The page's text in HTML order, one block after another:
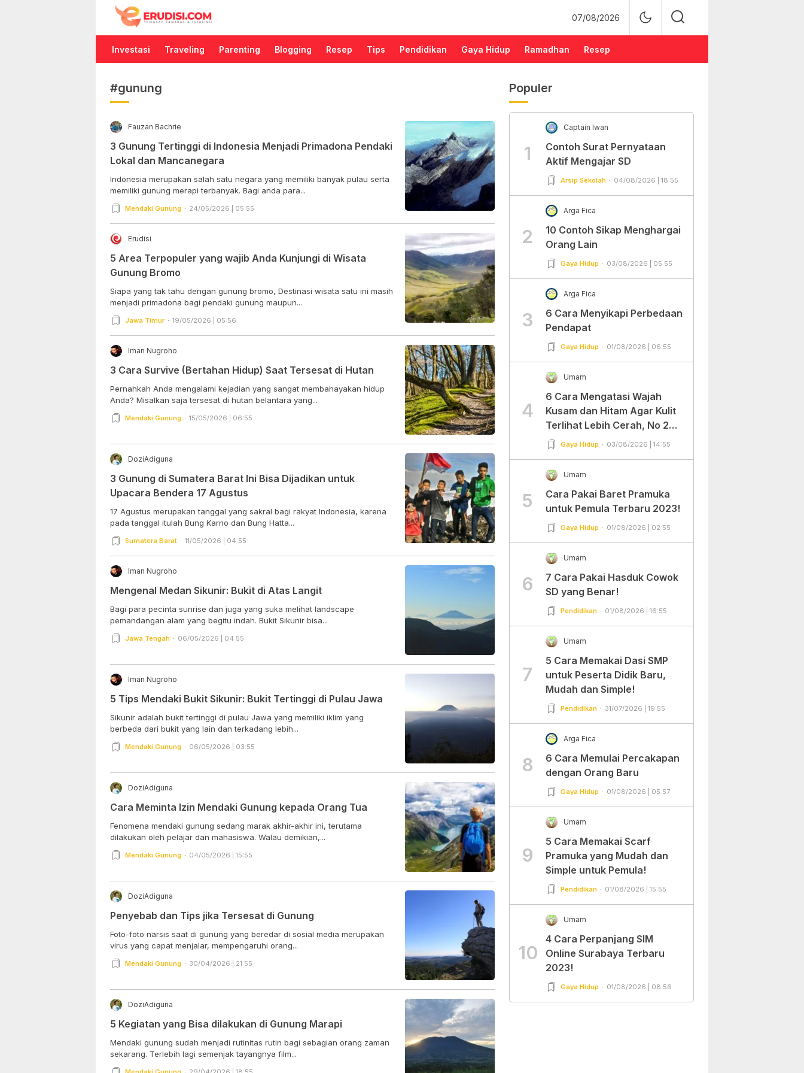
Erudisi
Temukan Jawaban dan Inspirasi
07/08/2026
Investasi Traveling Parenting Blogging Resep Tips Pendidikan Gaya Hidup Ramadhan Resep
#gunung
Fauzan Bachrie
3 Gunung Tertinggi di Indonesia Menjadi Primadona Pendaki
Lokal dan Mancanegara
Indonesia merupakan salah satu negara yang memiliki banyak pulau serta
memiliki gunung merapi terbanyak. Bagi anda para...
Mendaki Gunung 24/05/2026 | 05:55
Erudisi
5 Area Terpopuler yang wajib Anda Kunjungi di Wisata
Gunung Bromo
Siapa yang tak tahu dengan gunung bromo, Destinasi wisata satu ini masih
menjadi primadona bagi pendaki gunung maupun...
Jawa Timur 19/05/2026 | 05:56
Iman Nugroho
3 Cara Survive (Bertahan Hidup) Saat Tersesat di Hutan
Pernahkah Anda mengalami kejadian yang sangat membahayakan hidup
Anda? Misalkan saja tersesat di hutan belantara yang...
Mendaki Gunung 15/05/2026 | 06:55
DoziAdiguna
3 Gunung di Sumatera Barat Ini Bisa Dijadikan untuk
Upacara Bendera 17 Agustus
17 Agustus merupakan tanggal yang sakral bagi rakyat Indonesia, karena
pada tanggal itulah Bung Karno dan Bung Hatta...
Sumatera Barat 11/05/2026 | 04:55
Iman Nugroho
Mengenal Medan Sikunir: Bukit di Atas Langit
Bagi para pecinta sunrise dan juga yang suka melihat landscape
pemandangan alam yang begitu indah. Bukit Sikunir bisa...
Jawa Tengah 06/05/2026 | 04:55
Iman Nugroho
5 Tips Mendaki Bukit Sikunir: Bukit Tertinggi di Pulau Jawa
Sikunir adalah bukit tertinggi di pulau Jawa yang memiliki iklim yang
berbeda dari bukit yang lain dan terkadang lebih...
Mendaki Gunung 06/05/2026 | 03:55
DoziAdiguna
Cara Meminta Izin Mendaki Gunung kepada Orang Tua
Fenomena mendaki gunung sedang marak akhir-akhir ini, terutama
dilakukan oleh pelajar dan mahasiswa. Walau demikian,...
Mendaki Gunung 04/05/2026 | 15:55
DoziAdiguna
Penyebab dan Tips jika Tersesat di Gunung
Foto-foto narsis saat di gunung yang beredar di sosial media merupakan
virus yang capat menjalar, mempengaruhi orang...
Mendaki Gunung 30/04/2026 | 21:55
DoziAdiguna
5 Kegiatan yang Bisa dilakukan di Gunung Marapi
Mendaki gunung sudah menjadi rutinitas rutin bagi sebagian orang zaman
sekarang. Terlebih lagi semenjak tayangnya film...
Populer
1
Captain Iwan
Contoh Surat Pernyataan
Aktif Mengajar SD
Arsip Sekolah 04/08/2026 | 18:55
2
Arga Fica
10 Contoh Sikap Menghargai
Orang Lain
Gaya Hidup 03/08/2026 | 05:55
3
Arga Fica
6 Cara Menyikapi Perbedaan
Pendapat
Gaya Hidup 01/08/2026 | 06:55
4
Umam
6 Cara Mengatasi Wajah
Kusam dan Hitam Agar Kulit
Terlihat Lebih Cerah, No 2
Gampang Banget dan Mudah
Gaya Hidup 03/08/2026 | 14:55
5
Umam
Cara Pakai Baret Pramuka
untuk Pemula Terbaru 2023!
Gaya Hidup 01/08/2026 | 02:55
6
Umam
7 Cara Pakai Hasduk Cowok
SD yang Benar!
Pendidikan 01/08/2026 | 16:55
7
Umam
5 Cara Memakai Dasi SMP
untuk Peserta Didik Baru,
Mudah dan Simple!
Pendidikan 31/07/2026 | 19:55
8
Arga Fica
6 Cara Memulai Percakapan
dengan Orang Baru
Gaya Hidup 01/08/2026 | 05:57
9
Umam
5 Cara Memakai Scarf
Pramuka yang Mudah dan
Simple untuk Pemula!
Pendidikan 01/08/2026 | 15:55
10
Umam
4 Cara Perpanjang SIM
Online Surabaya Terbaru
2023!
Gaya Hidup 01/08/2026 | 08:56